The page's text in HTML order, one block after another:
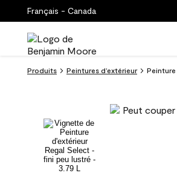
Français - Canada
Produits Peintures d’extérieur